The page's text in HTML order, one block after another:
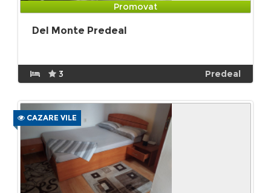
Promovat
Del Monte Predeal
3 Predeal
CAZARE VILE